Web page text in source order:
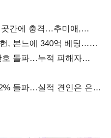
간에 충격…추미애,
수
, 본느에 340억 베팅…
호 돌파…누적 피해자
돌파…실적 견인은 은행